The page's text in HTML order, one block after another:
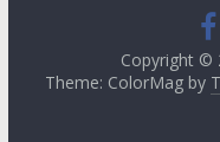
Copyright ©
Theme: ColorMag by